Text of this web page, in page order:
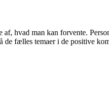
hvad man kan forvente.
de fælles temaer i de positive